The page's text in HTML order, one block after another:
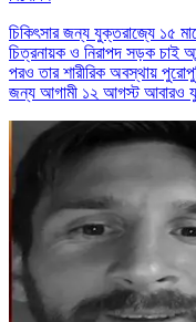
চিকিৎসার জন্য যুক্তরাজ্যে ১৫
চিত্রনায়ক ও নিরাপদ সড়ক চাই
পরও তার শারীরিক অবস্থায়
জন্য আগামী ১২ আগস্ট আবারও